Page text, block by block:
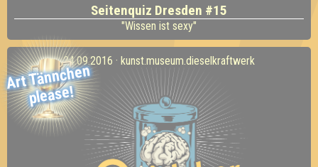
Seitenquiz Dresden #15
"Wissen ist sexy"
Art Tännchen
please!
24.09.2016 · kunst.museum.dieselkraftwerk